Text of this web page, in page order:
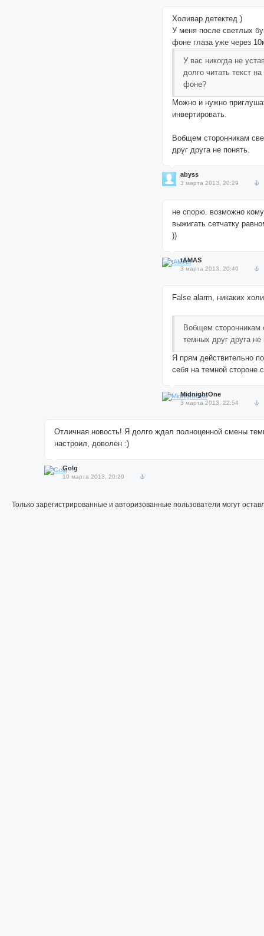
Холивар детектед )
У меня после светлых
фоне глаза уже через
У вас никогда не
долго читать текст
фоне?
Можно и нужно
инвертировать.
Вобщем сторонникам
друг друга не понять.
abyss
3 марта 2013, 20:29
не спорю. возможно
выжигать сетчатку
))
tAMAS
3 марта 2013, 20:40
False alarm, никаких
Вобщем сторонникам
темных друг друга не
Я прям действительно
себя на темной стороне
MidnightOne
3 марта 2013, 22:54
Отличная новость! Я долго ждал полноценной смены
настроил, доволен :)
Golg
10 марта 2013, 20:20
Только зарегистрированные и авторизованные пользователи могут